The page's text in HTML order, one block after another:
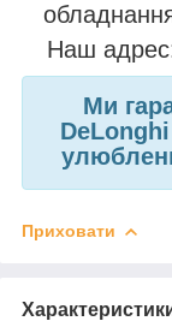
Наш
Ми
Приховати